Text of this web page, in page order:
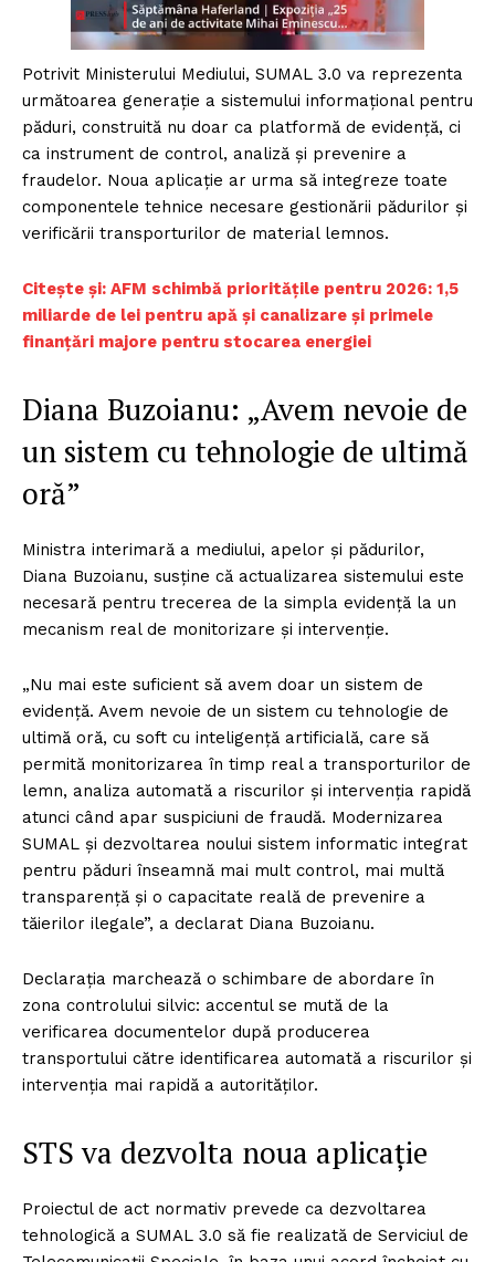
Potrivit Ministerului Mediului, SUMAL 3.0 va reprezenta
următoarea generație a sistemului informațional pentru
păduri, construită nu doar ca platformă de evidență, ci
ca instrument de control, analiză și prevenire a
fraudelor. Noua aplicație ar urma să integreze toate
componentele tehnice necesare gestionării pădurilor și
verificării transporturilor de material lemnos.
Citește și: AFM schimbă prioritățile pentru 2026: 1,5
miliarde de lei pentru apă și canalizare și primele
finanțări majore pentru stocarea energiei
Diana Buzoianu: „Avem nevoie de
un sistem cu tehnologie de ultimă
oră”
Ministra interimară a mediului, apelor și pădurilor,
Diana Buzoianu, susține că actualizarea sistemului este
necesară pentru trecerea de la simpla evidență la un
mecanism real de monitorizare și intervenție.
„Nu mai este suficient să avem doar un sistem de
evidență. Avem nevoie de un sistem cu tehnologie de
ultimă oră, cu soft cu inteligență artificială, care să
permită monitorizarea în timp real a transporturilor de
lemn, analiza automată a riscurilor și intervenția rapidă
atunci când apar suspiciuni de fraudă. Modernizarea
SUMAL și dezvoltarea noului sistem informatic integrat
pentru păduri înseamnă mai mult control, mai multă
transparență și o capacitate reală de prevenire a
tăierilor ilegale”, a declarat Diana Buzoianu.
Declarația marchează o schimbare de abordare în
zona controlului silvic: accentul se mută de la
verificarea documentelor după producerea
transportului către identificarea automată a riscurilor și
intervenția mai rapidă a autorităților.
STS va dezvolta noua aplicație
Proiectul de act normativ prevede ca dezvoltarea
tehnologică a SUMAL 3.0 să fie realizată de Serviciul de